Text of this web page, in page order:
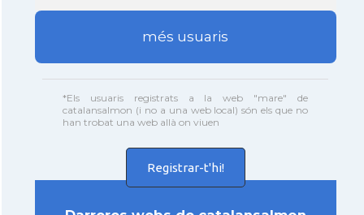
més usuaris
*Els usuaris registrats a la web "mare" de
catalansalmon (i no a una web local) són els que no
han trobat una web allà on viuen
Registrar-t'hi!